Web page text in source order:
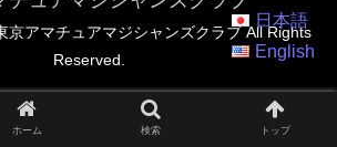
日本語
English
アマチュアマジシャンズクラブ All Rights
Reserved.
ホーム 検索 トップ